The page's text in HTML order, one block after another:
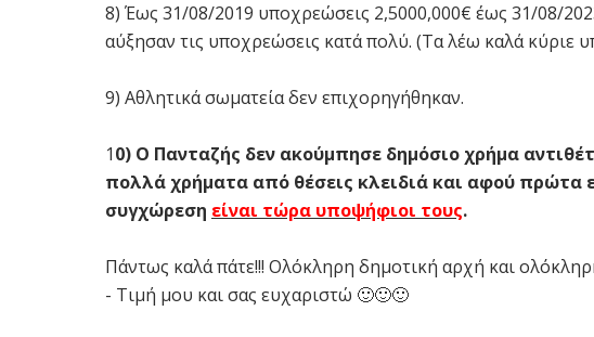
8) Έως 31/08/2019 υποχρεώσεις 2,5000,000€ έως 31/08/
αύξησαν τις υποχρεώσεις κατά πολύ. (Τα λέω καλά κύριε
9) Αθλητικά σωματεία δεν επιχορηγήθηκαν.
10) Ο Πανταζής δεν ακούμπησε δημόσιο χρήμα
πολλά χρήματα από θέσεις κλειδιά και αφού πρώτα
συγχώρεση είναι τώρα υποψήφιοι τους.
Πάντως καλά πάτε!!! Ολόκληρη δημοτική αρχή και
- Τιμή μου και σας ευχαριστώ 🙂🙂🙂